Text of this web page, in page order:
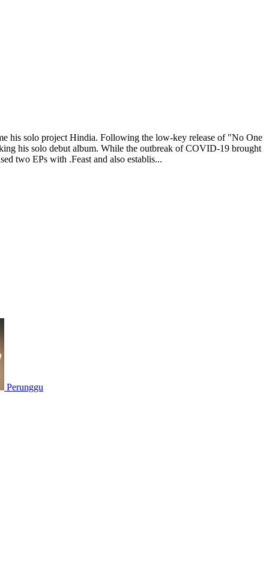
his solo project Hindia. Following the low-key release of "No One
his solo debut album. While the outbreak of COVID-19 brought
two EPs with .Feast and also establis...
Perunggu